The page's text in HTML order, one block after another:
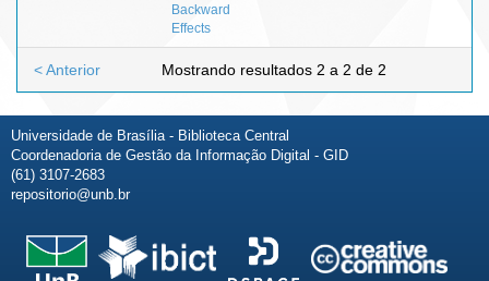
Backward
Effects
Mostrando resultados 2 a 2 de 2
< Anterior
Universidade de Brasília - Biblioteca Central
Coordenadoria de Gestão da Informação Digital - GID
(61) 3107-2683
repositorio@unb.br